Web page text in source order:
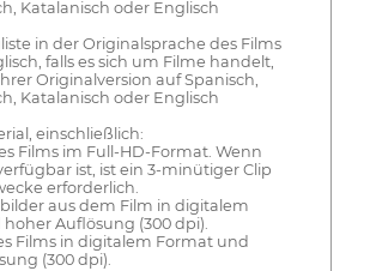
Katalanisch oder Englisch
in der Originalsprache des Films
falls es sich um Filme handelt,
Originalversion auf Spanisch,
Katalanisch oder Englisch
einschließlich:
Films im Full-HD-Format. Wenn
ist, ist ein 3-minütiger Clip
erforderlich.
aus dem Film in digitalem
Auflösung (300 dpi).
Films in digitalem Format und
(300 dpi).